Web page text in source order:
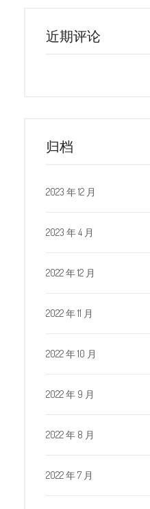
近期评论
归档
2023 年 12 月
2023 年 4 月
2022 年 12 月
2022 年 11 月
2022 年 10 月
2022 年 9 月
2022 年 8 月
2022 年 7 月